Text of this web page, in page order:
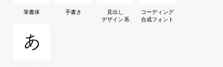
筆書体 手書き
見出し
デザイン系
コーディング
合成フォント